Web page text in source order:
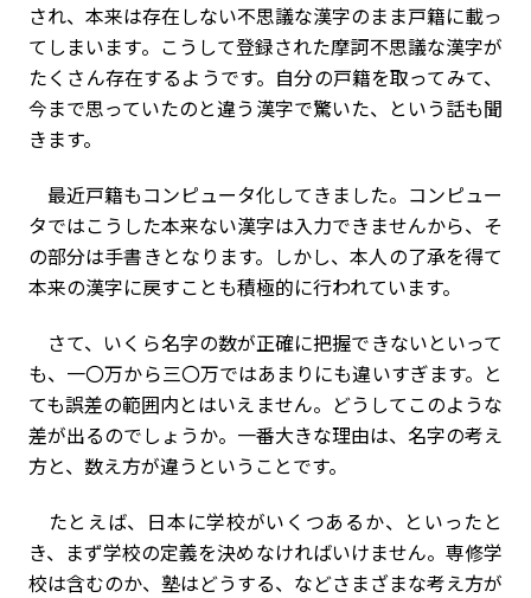
され、本来は存在しない不思議な漢字のまま戸籍に載っ
てしまいます。こうして登録された摩訶不思議な漢字が
たくさん存在するようです。自分の戸籍を取ってみて、
今まで思っていたのと違う漢字で驚いた、という話も聞
きます。
最近戸籍もコンピュータ化してきました。コンピュー
タではこうした本来ない漢字は入力できませんから、そ
の部分は手書きとなります。しかし、本人の了承を得て
本来の漢字に戻すことも積極的に行われています。
さて、いくら名字の数が正確に把握できないといって
も、一〇万から三〇万ではあまりにも違いすぎます。と
ても誤差の範囲内とはいえません。どうしてこのような
差が出るのでしょうか。一番大きな理由は、名字の考え
方と、数え方が違うということです。
たとえば、日本に学校がいくつあるか、といったと
き、まず学校の定義を決めなければいけません。専修学
校は含むのか、塾はどうする、などさまざまな考え方が